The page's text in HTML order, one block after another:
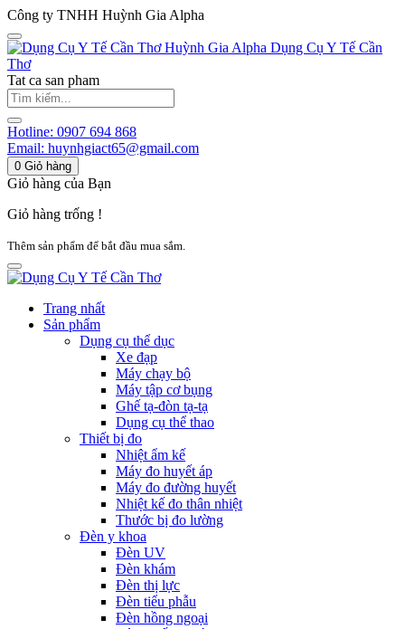
Công ty TNHH Huỳnh Gia Alpha
Huỳnh Gia Alpha Dụng Cụ Y Tế Cần
Thơ
Tat ca san pham
Hotline: 0907 694 868
Email: huynhgiact65@gmail.com
0 Giỏ hàng
Giỏ hàng của Bạn
Giỏ hàng trống !
Thêm sản phẩm để bắt đầu mua sắm.
Trang nhất
Sản phẩm
Dụng cụ thể dục
Xe đạp
Máy chạy bộ
Máy tập cơ bụng
Ghế tạ-đòn tạ-tạ
Dụng cụ thể thao
Thiết bị đo
Nhiệt ẩm kế
Máy đo huyết áp
Máy đo đường huyết
Nhiệt kế đo thân nhiệt
Thước bị đo lường
Đèn y khoa
Đèn UV
Đèn khám
Đèn thị lực
Đèn tiểu phẫu
Đèn hồng ngoại